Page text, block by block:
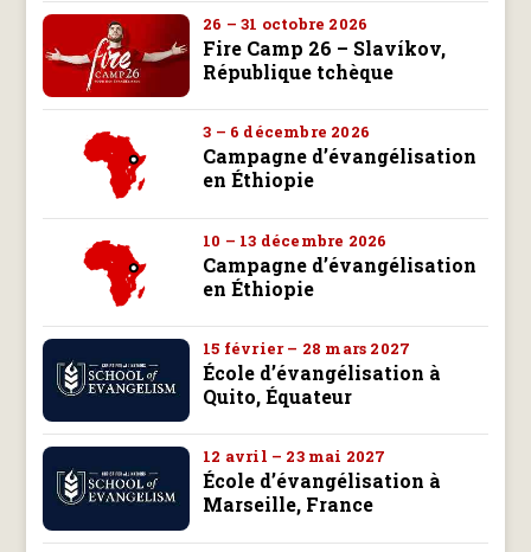
26 – 31 octobre 2026
Fire Camp 26 – Slavíkov,
République tchèque
3 – 6 décembre 2026
Campagne d’évangélisation
en Éthiopie
10 – 13 décembre 2026
Campagne d’évangélisation
en Éthiopie
15 février – 28 mars 2027
École d’évangélisation à
Quito, Équateur
12 avril – 23 mai 2027
École d’évangélisation à
Marseille, France